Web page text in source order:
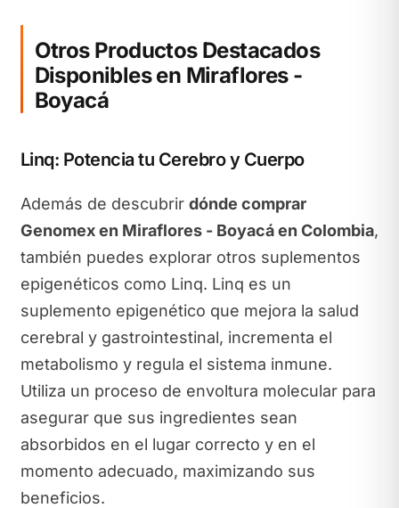
Otros Productos Destacados
Disponibles en Miraflores -
Boyacá
Linq: Potencia tu Cerebro y Cuerpo
Además de descubrir dónde comprar
Genomex en Miraflores - Boyacá en Colombia,
también puedes explorar otros suplementos
epigenéticos como Linq. Linq es un
suplemento epigenético que mejora la salud
cerebral y gastrointestinal, incrementa el
metabolismo y regula el sistema inmune.
Utiliza un proceso de envoltura molecular para
asegurar que sus ingredientes sean
absorbidos en el lugar correcto y en el
momento adecuado, maximizando sus
beneficios.